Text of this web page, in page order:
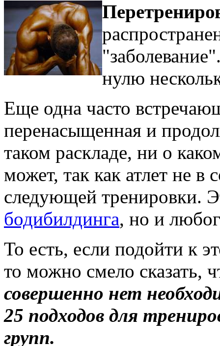
нулю
Еще одна часто
перенасыщенная и
таком раскладе, ни о
может, так как атлет не в
следующей тренировки.
бодибилдинга, но и
То есть, если подойти к
то можно смело сказать,
совершенно нет
25 подходов для
групп.